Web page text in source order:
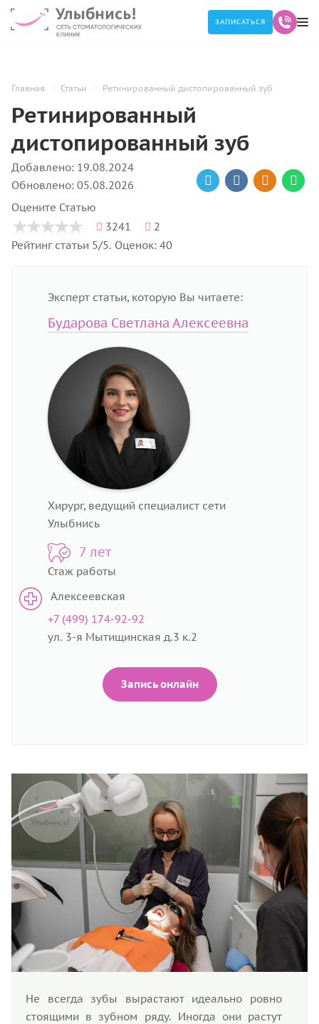
ЗАПИСАТЬСЯ
Главная Статьи Ретинированный дистопированный зуб
Ретинированный
дистопированный зуб
Добавлено: 19.08.2024
Обновлено: 05.08.2026
Оцените Статью
3241
2
Рейтинг статьи 5/5. Оценок: 40
Эксперт статьи, которую Вы читаете:
Бударова Светлана Алексеевна
Хирург, ведущий специалист сети
Улыбнись
7 лет
Стаж работы
Алексеевская
+7 (499) 174-92-92
ул. 3-я Мытищинская д.3 к.2
Запись онлайн
Не всегда зубы вырастают идеально ровно
стоящими в зубном ряду. Иногда они растут